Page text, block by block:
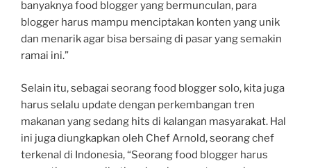
banyaknya food blogger yang bermunculan, para
blogger harus mampu menciptakan konten yang unik
dan menarik agar bisa bersaing di pasar yang semakin
ramai ini.”
Selain itu, sebagai seorang food blogger solo, kita juga
harus selalu update dengan perkembangan tren
makanan yang sedang hits di kalangan masyarakat. Hal
ini juga diungkapkan oleh Chef Arnold, seorang chef
terkenal di Indonesia, “Seorang food blogger harus